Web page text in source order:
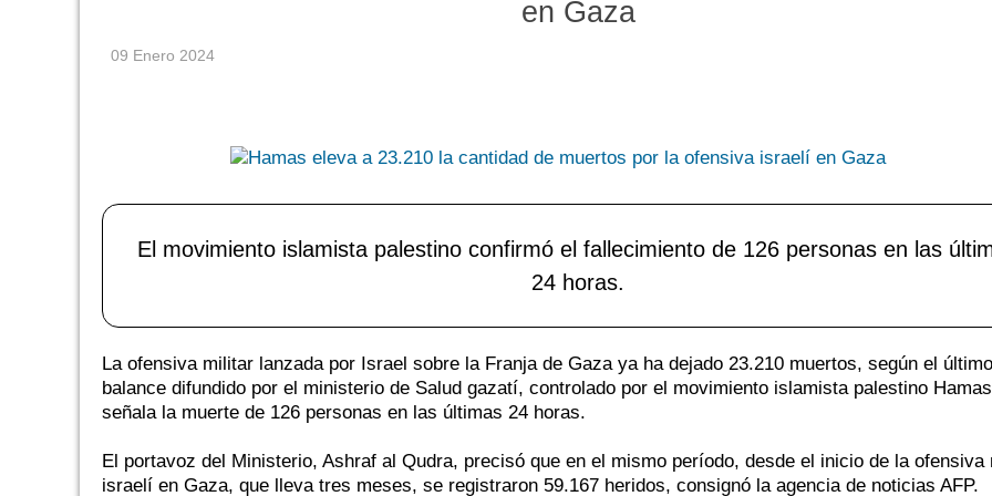
en Gaza
09 Enero 2024
El movimiento islamista palestino confirmó el fallecimiento de 126 personas en las
24 horas.
La ofensiva militar lanzada por Israel sobre la Franja de Gaza ya ha dejado 23.210 muertos, según el último
balance difundido por el ministerio de Salud gazatí, controlado por el movimiento islamista palestino
señala la muerte de 126 personas en las últimas 24 horas.
El portavoz del Ministerio, Ashraf al Qudra, precisó que en el mismo período, desde el inicio de la ofensiva
israelí en Gaza, que lleva tres meses, se registraron 59.167 heridos, consignó la agencia de noticias AFP.